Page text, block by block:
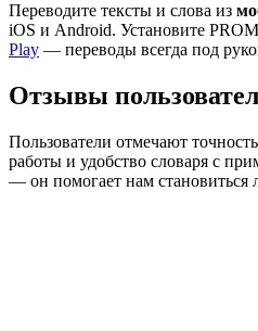
Переводите тексты и слова из
iOS и Android. Установите
Play — переводы всегда под
Отзывы
Пользователи отмечают
работы и удобство словаря с
— он помогает нам становиться